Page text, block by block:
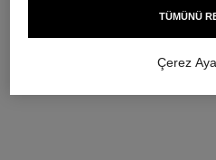
Çok Amaçli Stick Aydinlatici
8 seçeneği ton
TÜMÜNÜ
Çerez